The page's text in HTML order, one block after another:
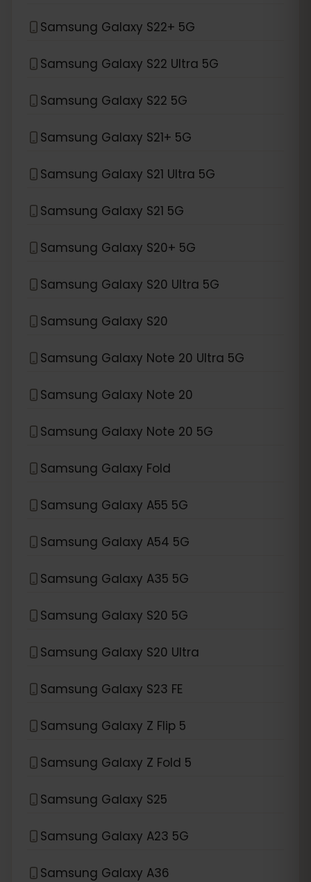
Samsung Galaxy S22+ 5G
Samsung Galaxy S22 Ultra 5G
Samsung Galaxy S22 5G
Samsung Galaxy S21+ 5G
Samsung Galaxy S21 Ultra 5G
Samsung Galaxy S21 5G
Samsung Galaxy S20+ 5G
Samsung Galaxy S20 Ultra 5G
Samsung Galaxy S20
Samsung Galaxy Note 20 Ultra 5G
Samsung Galaxy Note 20
Samsung Galaxy Note 20 5G
Samsung Galaxy Fold
Samsung Galaxy A55 5G
Samsung Galaxy A54 5G
Samsung Galaxy A35 5G
Samsung Galaxy S20 5G
Samsung Galaxy S20 Ultra
Samsung Galaxy S23 FE
Samsung Galaxy Z Flip 5
Samsung Galaxy Z Fold 5
Samsung Galaxy S25
Samsung Galaxy A23 5G
Samsung Galaxy A36